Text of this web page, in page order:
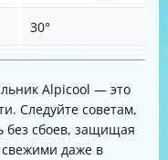
30°
Alpicool — это
Следуйте советам,
без сбоев, защищая
свежими даже в